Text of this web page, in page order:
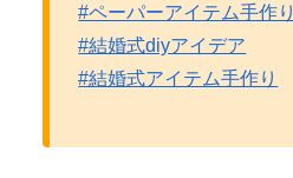
#ペーパーアイテム手作り
#結婚式diyアイデア
#結婚式アイテム手作り